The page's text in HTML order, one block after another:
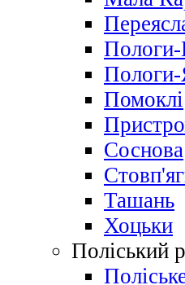
Помоклі
Соснова
Ташань
Хоцьки
Поліський